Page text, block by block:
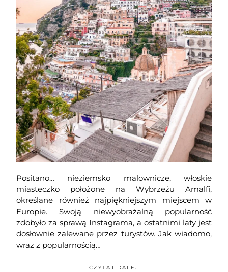
Positano… nieziemsko malownicze, włoskie
miasteczko położone na Wybrzeżu Amalfi,
określane również najpiękniejszym miejscem w
Europie. Swoją niewyobrażalną popularność
zdobyło za sprawą Instagrama, a ostatnimi laty jest
dosłownie zalewane przez turystów. Jak wiadomo,
wraz z popularnością…
CZYTAJ DALEJ